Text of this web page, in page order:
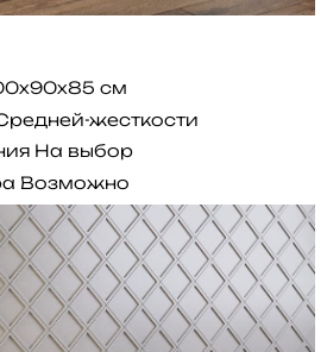
см
жесткости
На выбор
Возможно